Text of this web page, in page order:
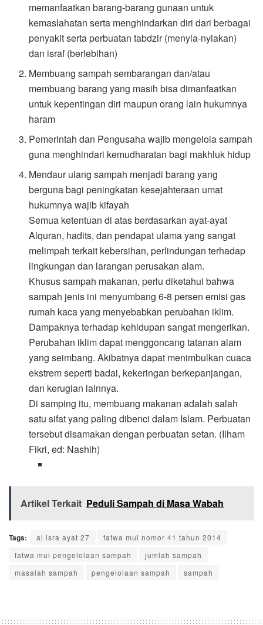
memanfaatkan barang-barang gunaan untuk
kemaslahatan serta menghindarkan diri dari berbagai
penyakit serta perbuatan tabdzir (menyia-nyiakan)
dan israf (berlebihan)
Membuang sampah sembarangan dan/atau
membuang barang yang masih bisa dimanfaatkan
untuk kepentingan diri maupun orang lain hukumnya
haram
Pemerintah dan Pengusaha wajib mengelola sampah
guna menghindari kemudharatan bagi makhluk hidup
Mendaur ulang sampah menjadi barang yang
berguna bagi peningkatan kesejahteraan umat
hukumnya wajib kifayah
Semua ketentuan di atas berdasarkan ayat-ayat
Alquran, hadits, dan pendapat ulama yang sangat
melimpah terkait kebersihan, perlindungan terhadap
lingkungan dan larangan perusakan alam.
Khusus sampah makanan, perlu diketahui bahwa
sampah jenis ini menyumbang 6-8 persen emisi gas
rumah kaca yang menyebabkan perubahan iklim.
Dampaknya terhadap kehidupan sangat mengerikan.
Perubahan iklim dapat menggoncang tatanan alam
yang seimbang. Akibatnya dapat menimbulkan cuaca
ekstrem seperti badai, kekeringan berkepanjangan,
dan kerugian lainnya.
Di samping itu, membuang makanan adalah salah
satu sifat yang paling dibenci dalam Islam. Perbuatan
tersebut disamakan dengan perbuatan setan. (Ilham
Fikri, ed: Nashih)
Artikel Terkait Peduli Sampah di Masa Wabah
Tags: al isra ayat 27
fatwa mui nomor 41 tahun 2014
fatwa mui pengelolaan sampah
jumlah sampah
masalah sampah
pengelolaan sampah sampah